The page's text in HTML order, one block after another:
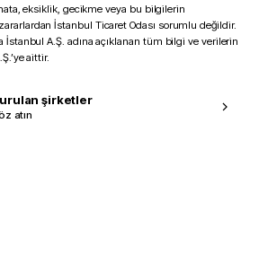
eksiklik, gecikme veya bu bilgilerin
İstanbul Ticaret Odası sorumlu değildir.
İstanbul A.Ş. adına açıklanan tüm bilgi ve verilerin
aittir.
şirketler
atın